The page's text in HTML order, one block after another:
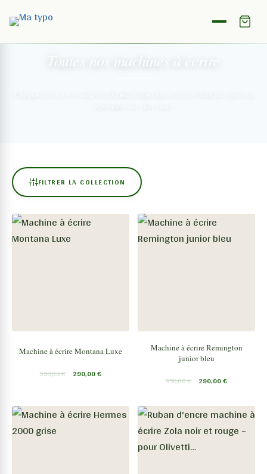
Toutes nos machines
FILTRER LA COLLECTION
Machine à écrire Montana Luxe
350,00€ 290,00€
Machine à écrire Remington
junior bleu
350,00€ 290,00€